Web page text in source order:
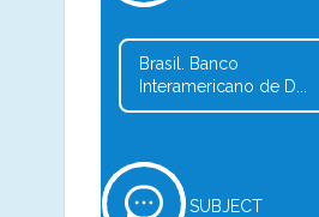
Brasil. Banco
Interamericano de D...
SUBJECT